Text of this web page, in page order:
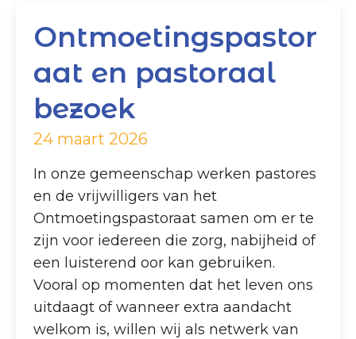
Ontmoetingspastor
aat en pastoraal
bezoek
24 maart 2026
In onze gemeenschap werken pastores
en de vrijwilligers van het
Ontmoetingspastoraat samen om er te
zijn voor iedereen die zorg, nabijheid of
een luisterend oor kan gebruiken.
Vooral op momenten dat het leven ons
uitdaagt of wanneer extra aandacht
welkom is, willen wij als netwerk van